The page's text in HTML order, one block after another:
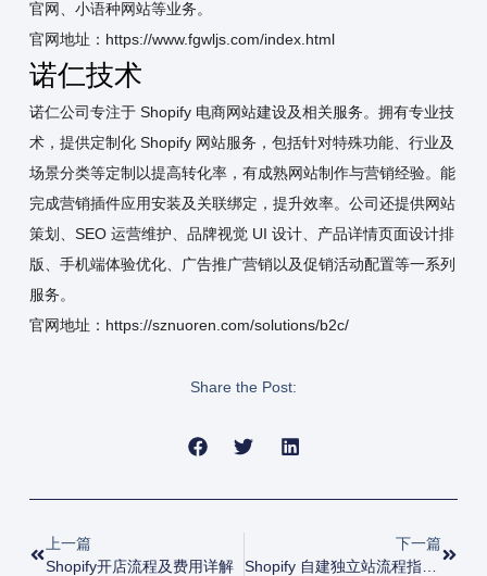
官网、小语种网站等业务。
官网地址： https://www.fgwljs.com/index.html
诺仁技术
诺仁公司专注于 Shopify 电商网站建设及相关服务。拥有专业技
术，提供定制化 Shopify 网站服务，包括针对特殊功能、行业及
场景分类等定制以提高转化率，有成熟网站制作与营销经验。能
完成营销插件应用安装及关联绑定，提升效率。公司还提供网站
策划、SEO 运营维护、品牌视觉 UI 设计、产品详情页面设计排
版、手机端体验优化、广告推广营销以及促销活动配置等一系列
服务。
官网地址：https://sznuoren.com/solutions/b2c/
Share the Post:
上一篇
Shopify开店流程及费用详解
下一篇
Shopify 自建独立站流程指南，零基础新手一学即会